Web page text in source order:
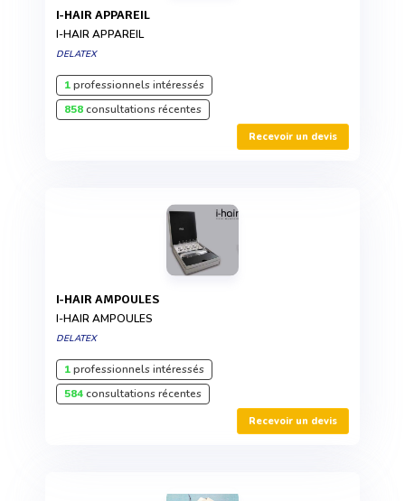
I-HAIR APPAREIL
I-HAIR APPAREIL
DELATEX
1professionnels intéressés
858consultations récentes
Recevoir un devis
I-HAIR AMPOULES
I-HAIR AMPOULES
DELATEX
1professionnels intéressés
584consultations récentes
Recevoir un devis